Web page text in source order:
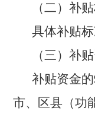
（二）补
具体补贴标
（三）补
补贴资金的
市、区县（功